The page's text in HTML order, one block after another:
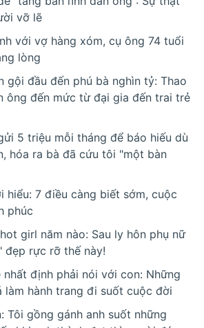
vỡ lẽ
với vợ hàng xóm, cụ ông 74 tuổi
lòng
gội đầu đến phú bà nghìn tỷ: Thao
ông đến mức từ đại gia đến trai trẻ
5 triệu mỗi tháng để báo hiếu dù
hóa ra bà đã cứu tôi "một bàn
hiểu: 7 điều càng biết sớm, cuộc
phúc
girl năm nào: Sau ly hôn phụ nữ
đẹp rực rỡ thế này!
nhất định phải nói với con: Những
làm hành trang đi suốt cuộc đời
Tôi gồng gánh anh suốt những